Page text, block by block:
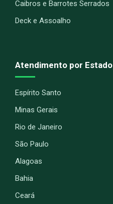
Caibros e Barrotes Serrados
Deck e Assoalho
Atendimento por Estado
Espírito Santo
Minas Gerais
Rio de Janeiro
São Paulo
Alagoas
Bahia
Ceará